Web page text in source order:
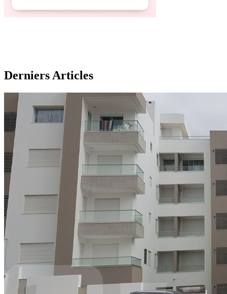
Derniers Articles